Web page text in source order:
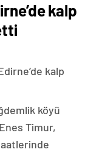
kalp
kalp
köyü
Timur,